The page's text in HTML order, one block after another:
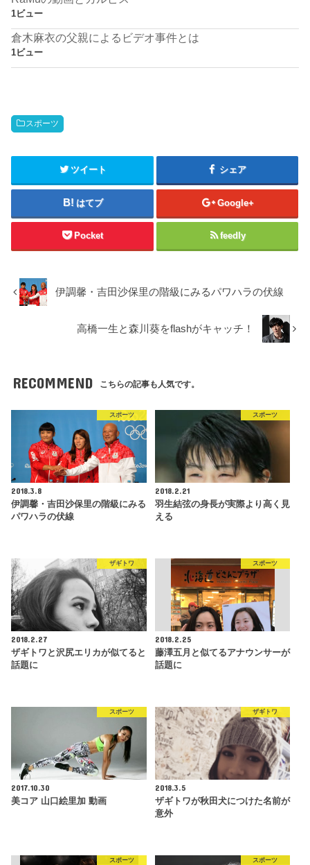
1ビュー
倉木麻衣の父親によるビデオ事件とは
1ビュー
スポーツ
ツイート シェア
はてブ Google+
Pocket feedly
伊調馨・吉田沙保里の階級にみるパワハラの伏線
高橋一生と森川葵をflashがキャッチ！
RECOMMEND こちらの記事も人気です。
スポーツ
2018.3.8
伊調馨・吉田沙保里の階級にみる
パワハラの伏線
スポーツ
2018.2.21
羽生結弦の身長が実際より高く見
える
ザギトワ
2018.2.27
ザギトワと沢尻エリカが似てると
話題に
スポーツ
2018.2.25
藤澤五月と似てるアナウンサーが
話題に
スポーツ
2017.10.30
美コア 山口絵里加 動画
ザギトワ
2018.3.5
ザギトワが秋田犬につけた名前が
意外
スポーツ スポーツ